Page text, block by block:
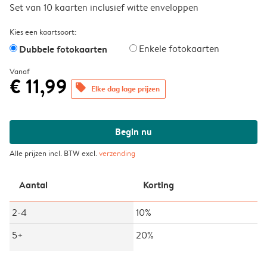
Set van 10 kaarten inclusief witte enveloppen
Kies een kaartsoort:
Dubbele fotokaarten Enkele fotokaarten
Vanaf
€ 11,99 offers Elke dag lage prijzen
Begin nu
Alle prijzen incl. BTW excl.verzending
Aantal Korting
2-4
10%
5+
20%